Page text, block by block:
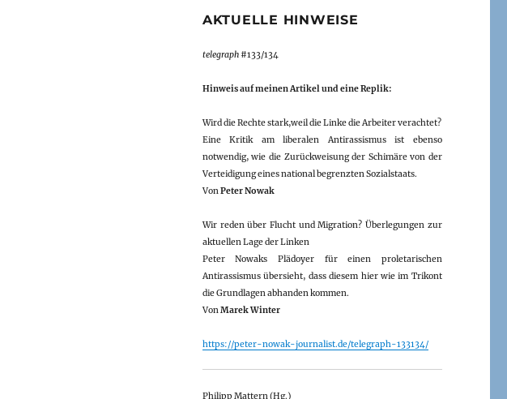
AKTUELLE HINWEISE
telegraph#133/134
Hinweis auf meinen Artikel und eine Replik:
Wird die Rechte stark,weil die Linke die Arbeiter verachtet?
Eine Kritik am liberalen Antirassismus ist ebenso
notwendig, wie die Zurückweisung der Schimäre von der
Verteidigung eines national begrenzten Sozialstaats.
VonPeter Nowak
Wir reden über Flucht und Migration? Überlegungen zur
aktuellen Lage der Linken
Peter Nowaks Plädoyer für einen proletarischen
Antirassismus übersieht, dass diesem hier wie im Trikont
die Grundlagen abhanden kommen.
VonMarek Winter
https://peter-nowak-journalist.de/telegraph-133134/
Philipp Mattern (Hg.)